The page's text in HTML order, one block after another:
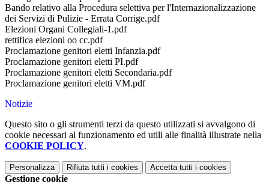
Bando relativo alla Procedura selettiva per l'Internazionalizzazione
dei Servizi di Pulizie - Errata Corrige.pdf
Elezioni Organi Collegiali-1.pdf
rettifica elezioni oo cc.pdf
Proclamazione genitori eletti Infanzia.pdf
Proclamazione genitori eletti PI.pdf
Proclamazione genitori eletti Secondaria.pdf
Proclamazione genitori eletti VM.pdf
Notizie
Questo sito o gli strumenti terzi da questo utilizzati si avvalgono di
cookie necessari al funzionamento ed utili alle finalità illustrate nella
COOKIE POLICY.
Personalizza Rifiuta tutti i cookies Accetta tutti i cookies
Gestione cookie